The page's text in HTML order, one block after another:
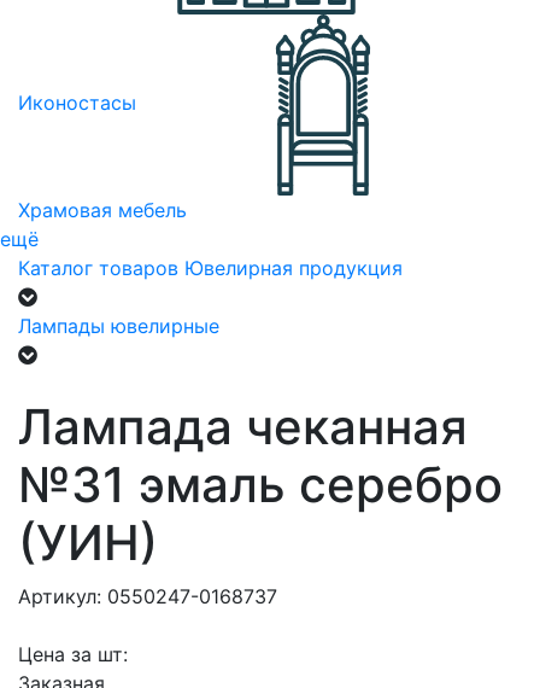
Иконостасы
Храмовая мебель
ещё
Каталог товаров Ювелирная продукция
Лампады ювелирные
Лампада чеканная
№31 эмаль серебро
(УИН)
Артикул: 0550247-0168737
Цена за шт:
Заказная